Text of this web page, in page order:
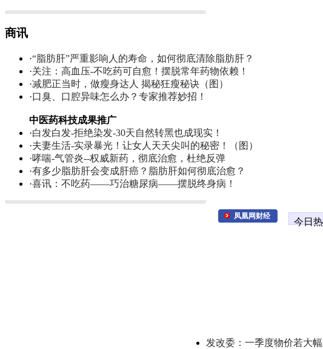
商讯
·“脂肪肝”严重影响人的寿命，如何彻底清除脂肪肝？
·关注：高血压-不吃药可自愈！摆脱常年药物依赖！
·减肥正当时，做瘦身达人 揭秘狂瘦秘诀（图）
·口臭、口腔异味怎么办？专家推荐妙招！
中医药科技成果推广
·白发白发-拒绝染发-30天自然转黑也成现实！
·夫妻生活-实录暴光！让女人天天尖叫的秘密！（图）
·哮喘-气管炎--权威新药，彻底治愈，杜绝反弹
·有多少脂肪肝会变成肝癌？脂肪肝如何彻底治愈？
·喜讯：不吃药——巧治糖尿病——摆脱终身病！
凤凰网财经
今日
发改委：一季度物价若大